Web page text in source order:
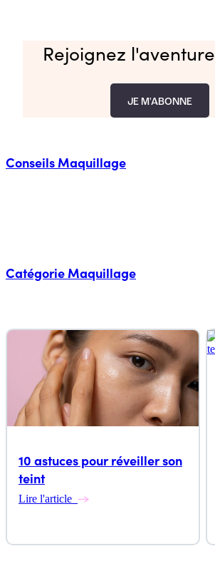
Rejoignez
JE M'ABONNE
ConseilsMaquillage
Catégorie Maquillage
10 astuces pour réveiller son
teint
Lire l'article